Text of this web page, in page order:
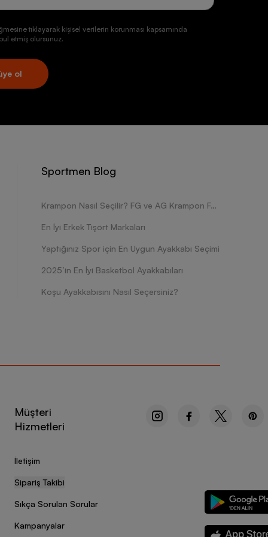
tıklayarak kişisel verilerin korunması kapsamında
etmiş olursunuz.
ol
Sportmen Blog
Krampon Nasıl Seçilir? FG ve AG Krampon Farkları Nelerdir?
En İyi Erkek Tişört Markaları
Yaptığınız Spor için En Uygun Ayakkabı Seçimi
2025’in En İyi Basketbol Ayakkabıları
Koşu Ayakkabısını Nasıl Seçersiniz?
Müşteri
Hizmetleri
İletişim
Sipariş Takibi
Sıkça Sorulan Sorular
Kampanyalar